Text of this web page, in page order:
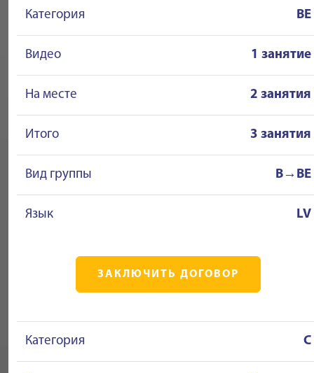
Категория BE
Видео 1 занятие
На месте 2 занятия
Итого 3 занятия
Вид группы B→BE
Язык LV
ЗАКЛЮЧИТЬ ДОГОВОР
Категория C